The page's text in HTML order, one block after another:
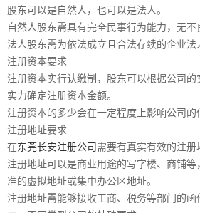
股东可以是自然人，也可以是法人。
自然人股东需具有完全民事行为能力，无不
法人股东需为依法成立且合法存续的企业法
注册资本要求
注册资本实行认缴制，股东可以根据公司
实力确定注册资本金额。
注册资本的多少会在一定程度上影响公司的
注册地址要求
在东莞长安注册公司需要有真实有效的注册
注册地址可以是商业用途的写字楼、商铺
准的虚拟地址或集中办公区地址。
注册地址需能够接收工商、税务等部门的函